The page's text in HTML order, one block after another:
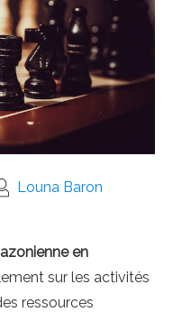
Louna Baron
en
sur les activités
ressources